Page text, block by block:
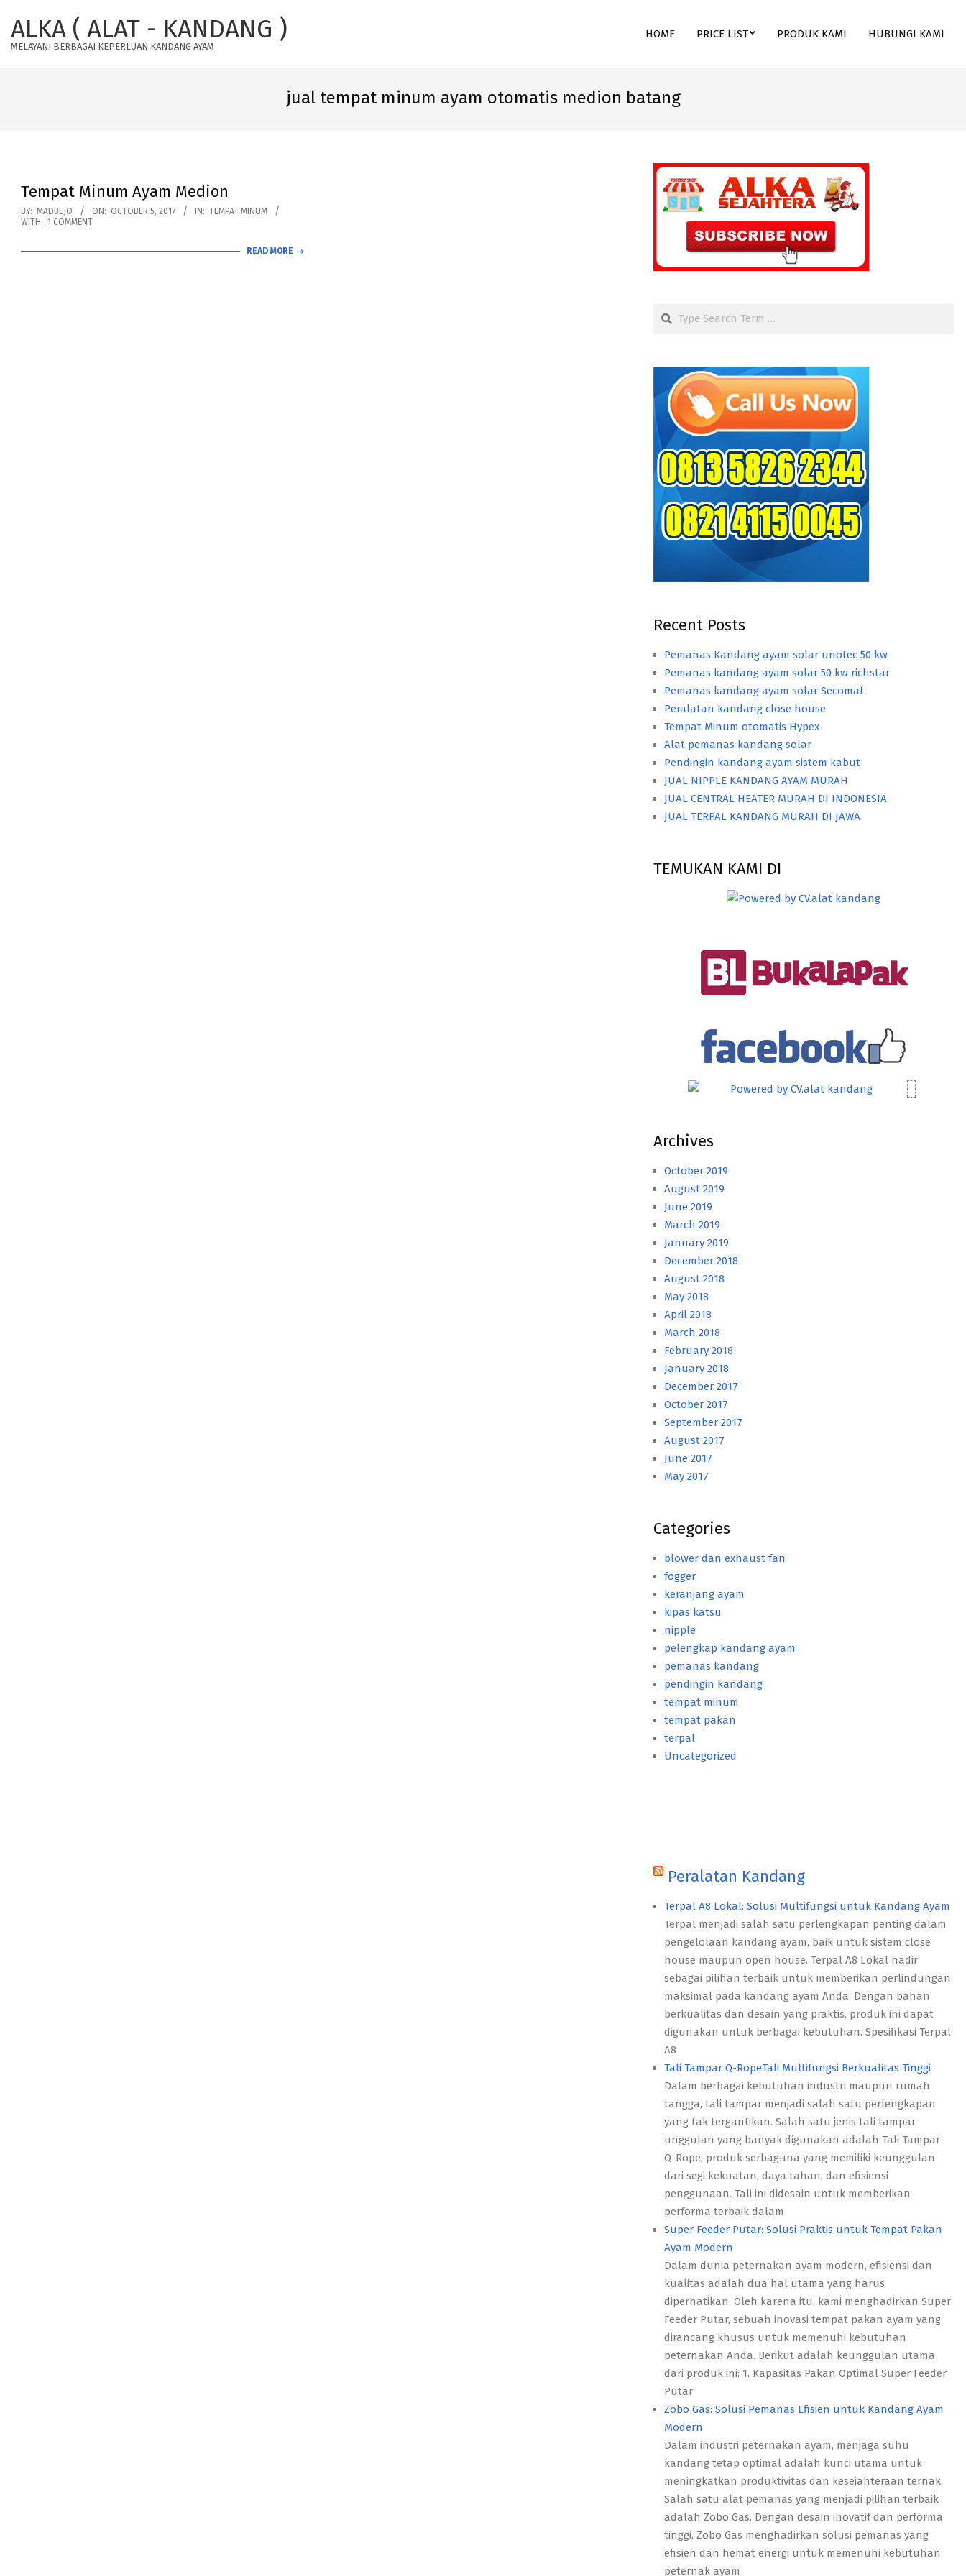
content
ALKA ( ALAT - KANDANG )
MELAYANI BERBAGAI KEPERLUAN KANDANG AYAM
HOME PRICE LIST PRODUK KAMI HUBUNGI KAMI
jual tempat minum ayam otomatis medion batang
Tempat Minum Ayam Medion
2017-
10-
BY: MADBEJO ON: OCTOBER 5, 2017 IN: TEMPAT MINUM
WITH: 1 COMMENT
READ MORE →
Search
Recent Posts
Pemanas Kandang ayam solar unotec 50 kw
Pemanas kandang ayam solar 50 kw richstar
Pemanas kandang ayam solar Secomat
Peralatan kandang close house
Tempat Minum otomatis Hypex
Alat pemanas kandang solar
Pendingin kandang ayam sistem kabut
JUAL NIPPLE KANDANG AYAM MURAH
JUAL CENTRAL HEATER MURAH DI INDONESIA
JUAL TERPAL KANDANG MURAH DI JAWA
TEMUKAN KAMI DI
Archives
October 2019
August 2019
June 2019
March 2019
January 2019
December 2018
August 2018
May 2018
April 2018
March 2018
February 2018
January 2018
December 2017
October 2017
September 2017
August 2017
June 2017
May 2017
Categories
blower dan exhaust fan
fogger
keranjang ayam
kipas katsu
nipple
pelengkap kandang ayam
pemanas kandang
pendingin kandang
tempat minum
tempat pakan
terpal
Uncategorized
Peralatan Kandang
Terpal A8 Lokal: Solusi Multifungsi untuk Kandang Ayam
Terpal menjadi salah satu perlengkapan penting dalam
pengelolaan kandang ayam, baik untuk sistem close
house maupun open house. Terpal A8 Lokal hadir
sebagai pilihan terbaik untuk memberikan perlindungan
maksimal pada kandang ayam Anda. Dengan bahan
berkualitas dan desain yang praktis, produk ini dapat
digunakan untuk berbagai kebutuhan. Spesifikasi Terpal
A8
Tali Tampar Q-RopeTali Multifungsi Berkualitas Tinggi
Dalam berbagai kebutuhan industri maupun rumah
tangga, tali tampar menjadi salah satu perlengkapan
yang tak tergantikan. Salah satu jenis tali tampar
unggulan yang banyak digunakan adalah Tali Tampar
Q-Rope, produk serbaguna yang memiliki keunggulan
dari segi kekuatan, daya tahan, dan efisiensi
penggunaan. Tali ini didesain untuk memberikan
performa terbaik dalam
Super Feeder Putar: Solusi Praktis untuk Tempat Pakan
Ayam Modern
Dalam dunia peternakan ayam modern, efisiensi dan
kualitas adalah dua hal utama yang harus
diperhatikan. Oleh karena itu, kami menghadirkan Super
Feeder Putar, sebuah inovasi tempat pakan ayam yang
dirancang khusus untuk memenuhi kebutuhan
peternakan Anda. Berikut adalah keunggulan utama
dari produk ini: 1. Kapasitas Pakan Optimal Super Feeder
Putar
Zobo Gas: Solusi Pemanas Efisien untuk Kandang Ayam
Modern
Dalam industri peternakan ayam, menjaga suhu
kandang tetap optimal adalah kunci utama untuk
meningkatkan produktivitas dan kesejahteraan ternak.
Salah satu alat pemanas yang menjadi pilihan terbaik
adalah Zobo Gas. Dengan desain inovatif dan performa
tinggi, Zobo Gas menghadirkan solusi pemanas yang
efisien dan hemat energi untuk memenuhi kebutuhan
peternak ayam